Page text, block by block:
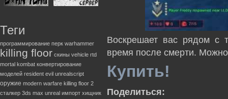
Теги
программирование перк warhammer
killing floor скины vehicle rtd
mortal kombat конвертирование
моделей resident evil unrealscript
оружие modern warfare killing floor 2
сталкер 3ds max unreal импорт хищник
Воскрешает вас рядом с
время после смерти. Можно
Купить!
Поделиться: